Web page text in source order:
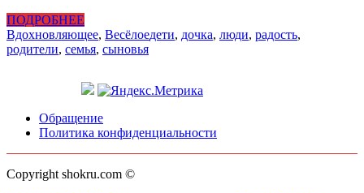
ПОДРОБНЕЕ
Вдохновляющее, Весёлоедети, дочка, люди, радость,
родители, семья, сыновья
Обращение
Политика конфиденциальности
Copyright shokru.com ©